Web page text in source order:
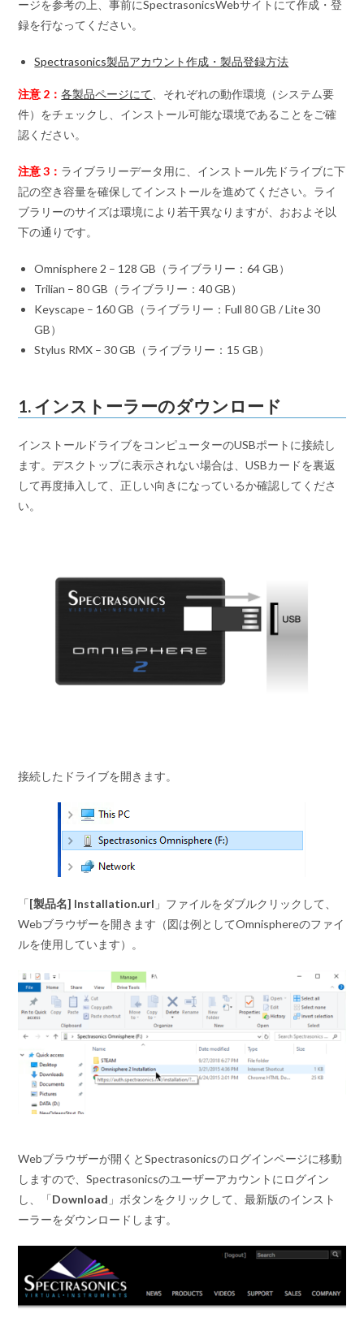
ージを参考の上、事前にSpectrasonicsWebサイトにて作成・登
録を行なってください。
Spectrasonics製品アカウント作成・製品登録方法
注意 2：各製品ページにて 、それぞれの動作環境（システム要
件）をチェックし、インストール可能な環境であることをご確
認ください。
注意 3： ライブラリーデータ用に、インストール先ドライブに下
記の空き容量を確保してインストールを進めてください。ライ
ブラリーのサイズは環境により若干異なりますが、おおよそ以
下の通りです。
Omnisphere 2 – 128 GB（ライブラリー：64 GB）
Trilian – 80 GB（ライブラリー：40 GB）
Keyscape – 160 GB（ライブラリー：Full 80 GB / Lite 30
GB）
Stylus RMX – 30 GB（ライブラリー：15 GB）
1. インストーラーのダウンロード
インストールドライブをコンピューターのUSBポートに接続し
ます。デスクトップに表示されない場合は、USBカードを裏返
して再度挿入して、正しい向きになっているか確認してくださ
い。
接続したドライブを開きます。
「[製品名] Installation.url 」ファイルをダブルクリックして、
Webブラウザーを開きます（図は例としてOmnisphereのファイ
ルを使用しています）。
Webブラウザーが開くとSpectrasonicsのログインページに移動
しますので、Spectrasonicsのユーザーアカウントにログイン
し、「Download 」ボタンをクリックして、最新版のインスト
ーラーをダウンロードします。